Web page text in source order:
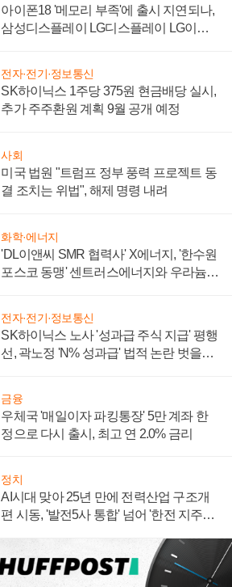
아이폰18 '메모리 부족'에 출시 지연되나,
삼성디스플레이 LG디스플레이 LG이노
전자·전기·정보통신
SK하이닉스 1주당 375원 현금배당 실시,
추가 주주환원 계획 9월 공개 예정
사회
미국 법원 "트럼프 정부 풍력 프로젝트 동
결 조치는 위법", 해제 명령 내려
화학·에너지
'DL이앤씨 SMR 협력사' X에너지, '한수원
포스코 동맹' 센트러스에너지와 우라늄
전자·전기·정보통신
SK하이닉스 노사 '성과급 주식 지급' 평행
선, 곽노정 'N% 성과급' 법적 논란 벗을지
금융
우체국 '매일이자 파킹통장' 5만 계좌 한
정으로 다시 출시, 최고 연 2.0% 금리
정치
AI시대 맞아 25년 만에 전력산업 구조개
편 시동, '발전5사 통합' 넘어 '한전 지주사'